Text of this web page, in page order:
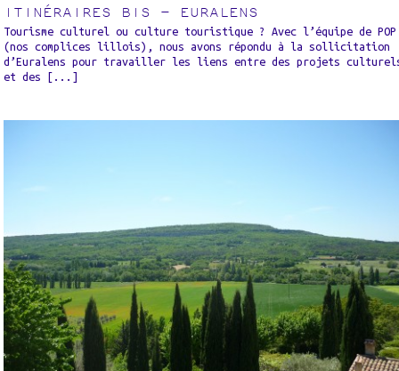
ITINÉRAIRES BIS – EURALENS
Tourisme culturel ou culture touristique ? Avec l’équipe de POP
(nos complices lillois), nous avons répondu à la sollicitation
d’Euralens pour travailler les liens entre des projets
et des [...]